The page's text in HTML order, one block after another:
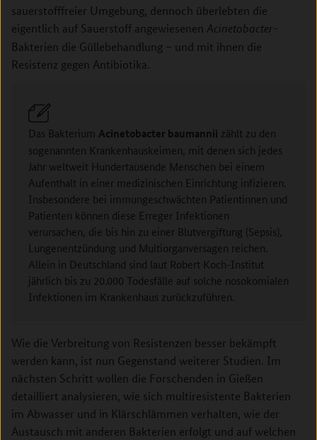
sauerstofffreier Umgebung, dennoch überlebten die
eigentlich auf Sauerstoff angewiesenen Acinetobacter-
Bakterien die Güllebehandlung – und mit ihnen die
Resistenz gegen Antibiotika.
Das Bakterium Acinetobacter baumannii zählt zu den
sogenannten Krankenhauskeimen, mit denen sich jedes
Jahr weltweit Hundertausende Menschen bei einem
Aufenthalt in einer medizinischen Einrichtung infizieren.
Insbesondere bei immungeschwächten Patientinnen und
Patienten können diese Erreger Infektionen
verursachen, die bis hin zu einer Blutvergiftung (Sepsis),
Lungenentzündung und Multiorganversagen reichen.
Allein in Deutschland sind laut Robert Koch-Institut
jährlich bis zu 20.000 Todesfälle auf solche nosokomialen
Infektionen im Krankenhaus zurückzuführen.
Wie die Verbreitung von Resistenzen besser bekämpft
werden kann, ist nun Gegenstand weiterer Studien. Im
nächsten Schritt wollen die Forschenden in Gießen
detailliert analysieren, wie sich multiresistente Bakterien
im Abwasser und in Klärschlämmen verhalten, wie der
Austausch mit anderen Bakterien erfolgt und auf welchen